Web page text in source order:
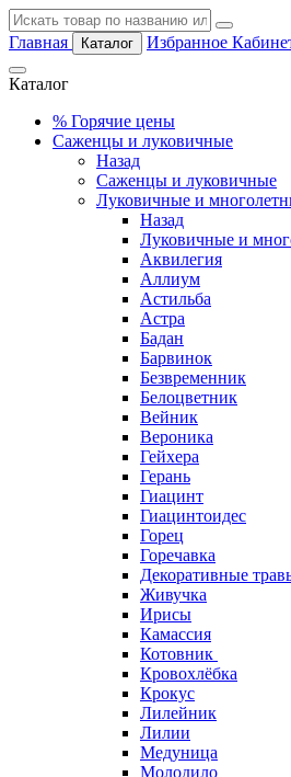
Главная Каталог Избранное
Каталог
% Горячие цены
Саженцы и луковичные
Назад
Саженцы и луковичные
Луковичные и
Назад
Луковичные и
Аквилегия
Аллиум
Астильба
Астра
Бадан
Барвинок
Безвременник
Белоцветник
Вейник
Вероника
Гейхера
Герань
Гиацинт
Гиацинтоидес
Горец
Горечавка
Декоративные
Живучка
Ирисы
Камассия
Котовник
Кровохлёбка
Крокус
Лилейник
Лилии
Медуница
Молодило